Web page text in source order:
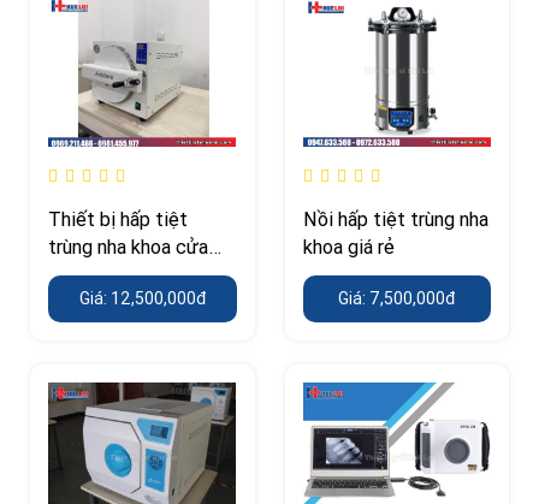
Thiết bị hấp tiệt
trùng nha khoa cửa
ngang
Giá: 12,500,000đ
Nồi hấp tiệt trùng nha
khoa giá rẻ
Giá: 7,500,000đ